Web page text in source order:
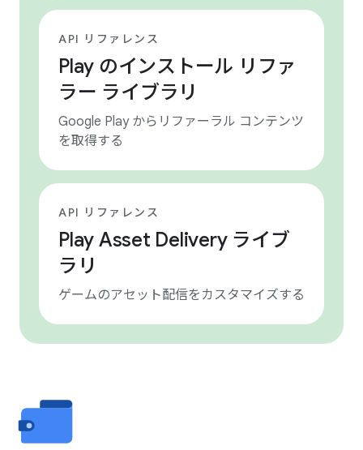
API リファレンス
Play のインストール リファ
ラー ライブラリ
Google Play からリファーラル コンテンツ
を取得する
API リファレンス
Play Asset Delivery ライブ
ラリ
ゲームのアセット配信をカスタマイズする